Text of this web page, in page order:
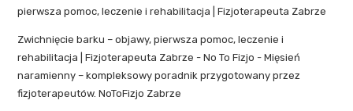
pierwsza pomoc, leczenie i rehabilitacja | Fizjoterapeuta Zabrze
Zwichnięcie barku – objawy, pierwsza pomoc, leczenie i
rehabilitacja | Fizjoterapeuta Zabrze - No To Fizjo -Mięsień
naramienny – kompleksowy poradnik przygotowany przez
fizjoterapeutów. NoToFizjo Zabrze